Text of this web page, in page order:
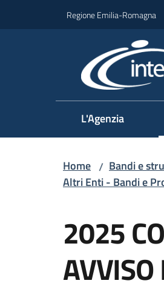
Regione Emilia-Romagna
L'Agenzia
Home / Bandi e
Altri Enti - Bandi e
2025